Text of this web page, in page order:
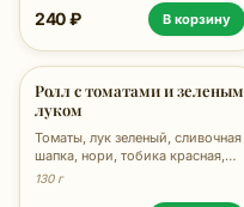
240 ₽ В корзину
Ролл с томатами и зеленым
луком
Томаты, лук зеленый, сливочная
шапка, нори, тобика красная,
рис, 130г
130 г